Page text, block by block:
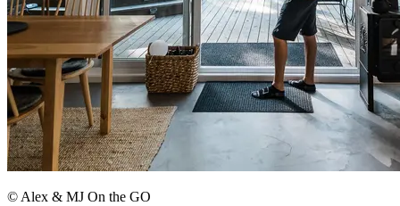
© Alex & MJ On the GO